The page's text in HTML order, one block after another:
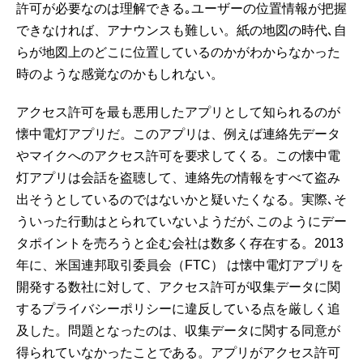
許可が必要なのは理解できる｡ユーザーの位置情報が把握
できなければ、アナウンスも難しい。紙の地図の時代､自
らが地図上のどこに位置しているのかがわからなかった
時のような感覚なのかもしれない。
アクセス許可を最も悪用したアプリとして知られるのが
懐中電灯アプリだ。このアプリは、例えば連絡先データ
やマイクへのアクセス許可を要求してくる。この懐中電
灯アプリは会話を盗聴して、連絡先の情報をすべて盗み
出そうとしているのではないかと疑いたくなる。実際､そ
ういった行動はとられていないようだが､このようにデー
タポイントを売ろうと企む会社は数多く存在する。2013
年に、米国連邦取引委員会（FTC） は懐中電灯アプリを
開発する数社に対して、アクセス許可が収集データに関
するプライバシーポリシーに違反している点を厳しく追
及した。問題となったのは、収集データに関する同意が
得られていなかったことである。アプリがアクセス許可